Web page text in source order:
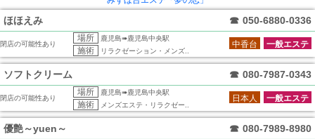
ほほえみ ☎ 050-6880-0336
閉店の可能性あり
場所 鹿児島➠鹿児島中央駅
施術 リラクゼーション・メンズ..
一般エステ
中香台
ソフトクリーム ☎ 080-7987-0343
閉店の可能性あり
場所 鹿児島➠鹿児島中央駅
施術 メンズエステ・リラクゼー..
一般エステ
日本人
優艶～yuen～ ☎ 080-7989-8980